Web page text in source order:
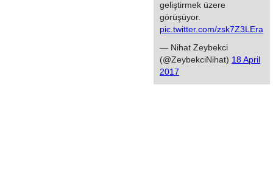
geliştirmek üzere
görüşüyor.
pic.twitter.com/zsk7Z3LEra
— Nihat Zeybekci
(@ZeybekciNihat) 18 April
2017